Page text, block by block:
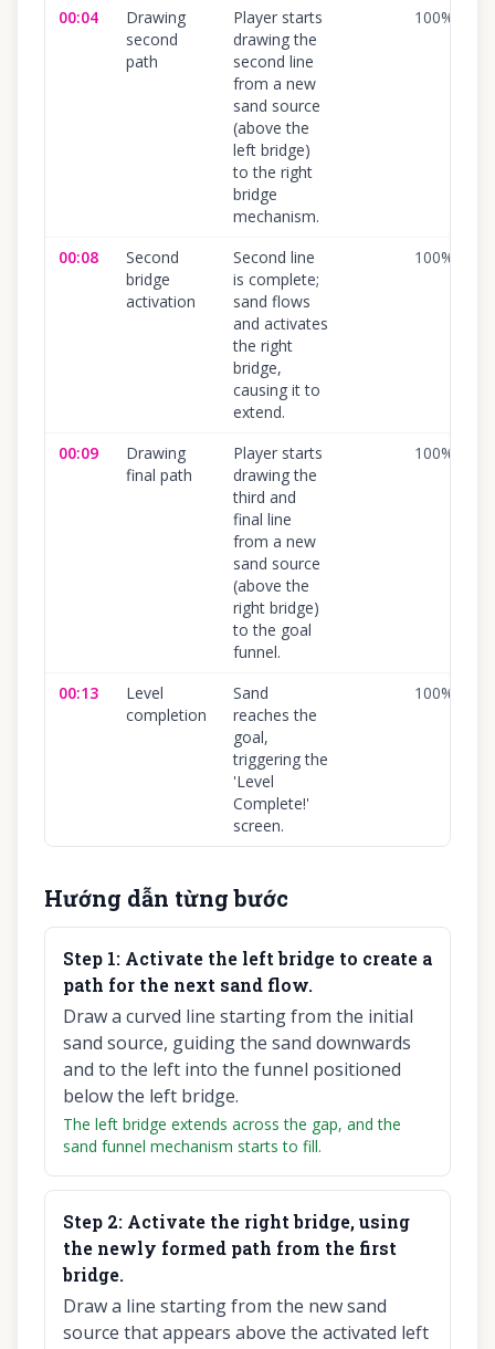
00:04
Drawing
second
path
Player starts
drawing the
second line
from a new
sand source
(above the
left bridge)
to the right
bridge
mechanism.
100%
00:08
Second
bridge
activation
Second line
is complete;
sand flows
and activates
the right
bridge,
causing it to
extend.
100%
00:09
Drawing
final path
Player starts
drawing the
third and
final line
from a new
sand source
(above the
right bridge)
to the goal
funnel.
100%
00:13
Level
completion
Sand
reaches the
goal,
triggering the
'Level
Complete!'
screen.
100%
Hướng dẫn từng bước
Step 1: Activate the left bridge to create a
path for the next sand flow.
Draw a curved line starting from the initial
sand source, guiding the sand downwards
and to the left into the funnel positioned
below the left bridge.
The left bridge extends across the gap, and the
sand funnel mechanism starts to fill.
Step 2: Activate the right bridge, using
the newly formed path from the first
bridge.
Draw a line starting from the new sand
source that appears above the activated left